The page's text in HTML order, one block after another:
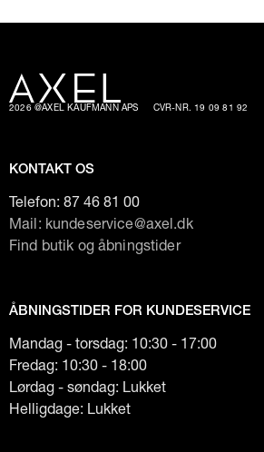
Tell Me’ og til hendes World Tour. Det
dine favorit-styles i dag.
2026 @AXEL KAUFMANN APS CVR-NR. 19 09 81 92
KONTAKT OS
Telefon: 87 46 81 00
Mail: kundeservice@axel.dk
Find butik og åbningstider
ÅBNINGSTIDER FOR KUNDESERVICE
Mandag - torsdag: 10:30 - 17:00
Fredag: 10:30 - 18:00
Lørdag - søndag: Lukket
Helligdage: Lukket